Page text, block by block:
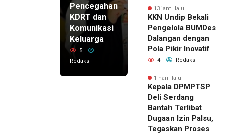
Pencegahan
KDRT dan
Komunikasi
Keluarga
5
Redaksi
13 jam lalu
KKN Undip Bekali
Pengelola BUMDes
Dalangan dengan
Pola Pikir Inovatif
4 Redaksi
1 hari lalu
Kepala DPMPTSP
Deli Serdang
Bantah Terlibat
Dugaan Izin Palsu,
Tegaskan Proses